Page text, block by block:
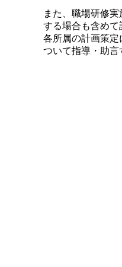
また、職場研修
する場合も含め
各所属の計画策
ついて指導・助